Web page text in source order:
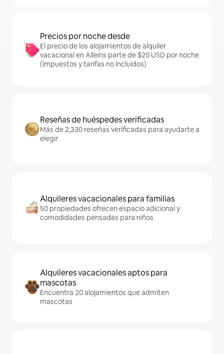
Precios por noche desde
El precio de los alojamientos de alquiler
vacacional en Alleins parte de $20 USD por noche
(impuestos y tarifas no incluidos)
Reseñas de huéspedes verificadas
Más de 2,330 reseñas verificadas para ayudarte a
elegir
Alquileres vacacionales para familias
50 propiedades ofrecen espacio adicional y
comodidades pensadas para niños
Alquileres vacacionales aptos para
mascotas
Encuentra 20 alojamientos que admiten
mascotas